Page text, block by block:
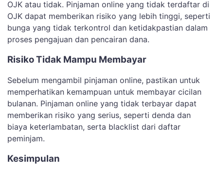
OJK atau tidak. Pinjaman online yang tidak terdaftar di
OJK dapat memberikan risiko yang lebih tinggi, seperti
bunga yang tidak terkontrol dan ketidakpastian dalam
proses pengajuan dan pencairan dana.
Risiko Tidak Mampu Membayar
Sebelum mengambil pinjaman online, pastikan untuk
memperhatikan kemampuan untuk membayar cicilan
bulanan. Pinjaman online yang tidak terbayar dapat
memberikan risiko yang serius, seperti denda dan
biaya keterlambatan, serta blacklist dari daftar
peminjam.
Kesimpulan